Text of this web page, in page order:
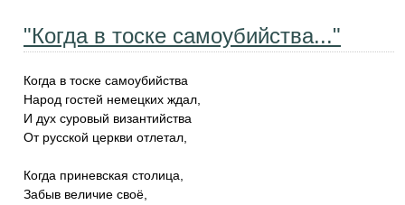
"Когда в тоске самоубийства..."
Когда в тоске самоубийства
Народ гостей немецких ждал,
И дух суровый византийства
От русской церкви отлетал,
Когда приневская столица,
Забыв величие своё,